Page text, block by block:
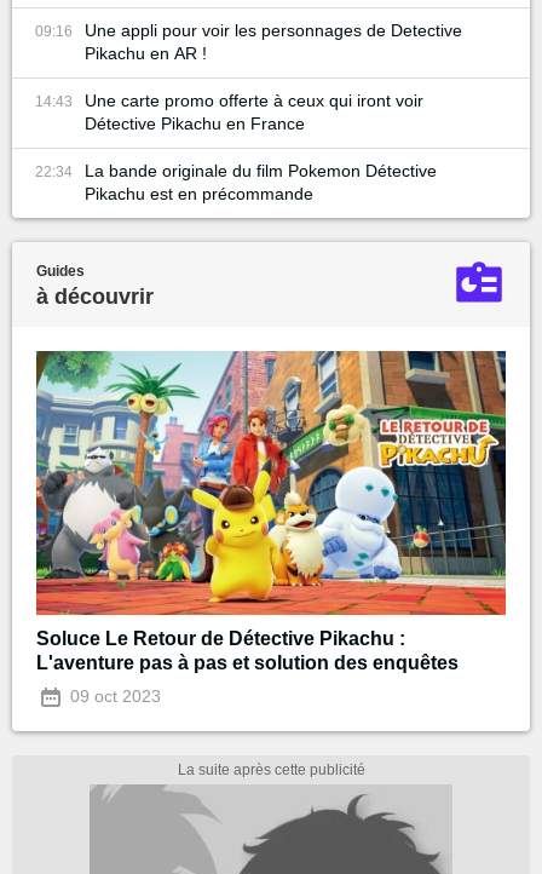
09:16
Une appli pour voir les personnages de Detective
Pikachu en AR !
14:43
Une carte promo offerte à ceux qui iront voir
Détective Pikachu en France
22:34
La bande originale du film Pokemon Détective
Pikachu est en précommande
Guides
à découvrir
Soluce Le Retour de Détective Pikachu :
L'aventure pas à pas et solution des enquêtes
09 oct 2023